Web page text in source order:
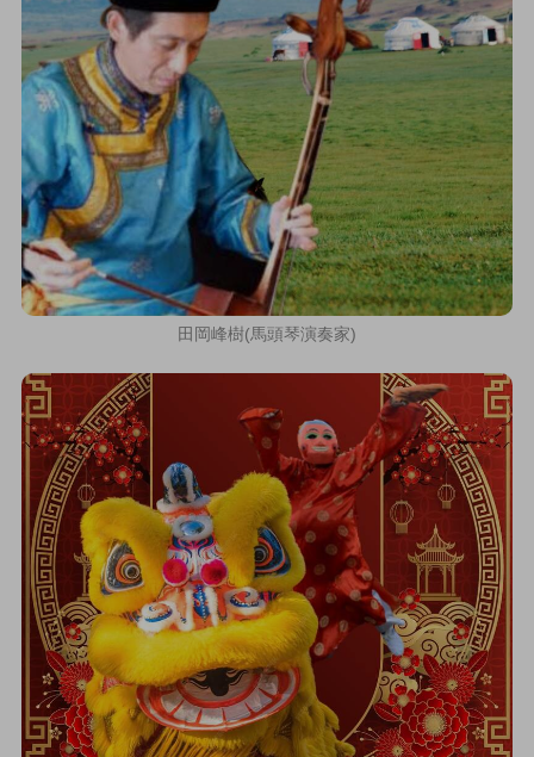
田岡峰樹(馬頭琴演奏家)